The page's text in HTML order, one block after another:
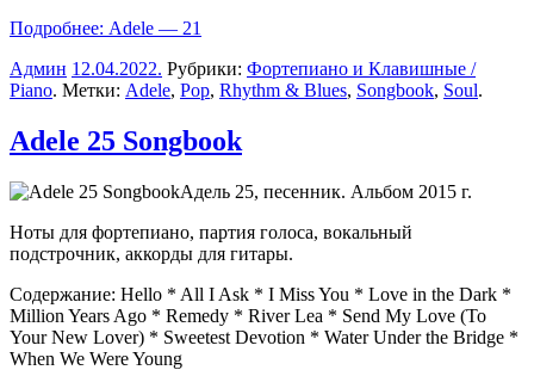
Подробнее: Adele — 21
Админ 12.04.2022. Рубрики: Фортепиано и Клавишные /
Piano. Метки: Adele, Pop, Rhythm & Blues, Songbook, Soul.
Adele 25 Songbook
Адель 25, песенник. Альбом 2015 г.
Ноты для фортепиано, партия голоса, вокальный
подстрочник, аккорды для гитары.
Содержание: Hello * All I Ask * I Miss You * Love in the Dark *
Million Years Ago * Remedy * River Lea * Send My Love (To
Your New Lover) * Sweetest Devotion * Water Under the Bridge *
When We Were Young